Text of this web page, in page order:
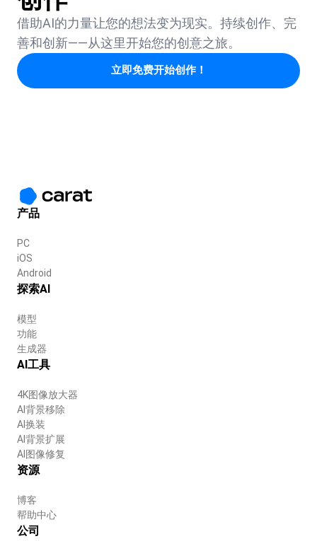
借助AI的力量让您的想法变为现实。持续创作、完
善和创新——从这里开始您的创意之旅。
立即免费开始创作！
产品
PC
iOS
Android
探索AI
模型
功能
生成器
AI工具
4K图像放大器
AI背景移除
AI换装
AI背景扩展
AI图像修复
资源
博客
帮助中心
公司